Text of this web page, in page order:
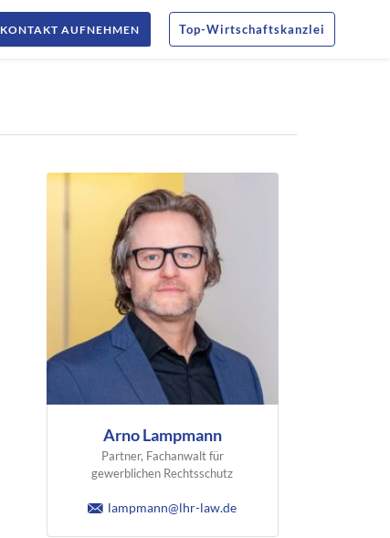
Top-Wirtschaftskanzlei
KONTAKT AUFNEHMEN
Arno Lampmann
Partner, Fachanwalt für
gewerblichen Rechtsschutz
lampmann@lhr-law.de